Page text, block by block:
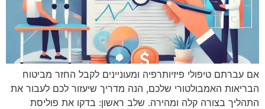
אם עברתם טיפולי פיזיותרפיה ומעוניינים לקבל החזר מביטוח
הבריאות האמבולטורי שלכם, הנה מדריך שיעזור לכם לעבור את
התהליך בצורה קלה ומהירה. שלב ראשון: בדקו את פוליסת